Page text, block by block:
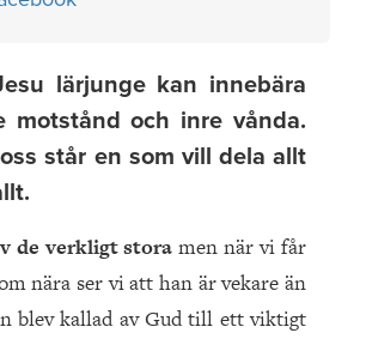
lärjunge kan innebära
motstånd och inre vånda.
står en som vill dela allt
de verkligt storamen när vi får
nära ser vi att han är vekare än
blev kallad av Gud till ett viktigt